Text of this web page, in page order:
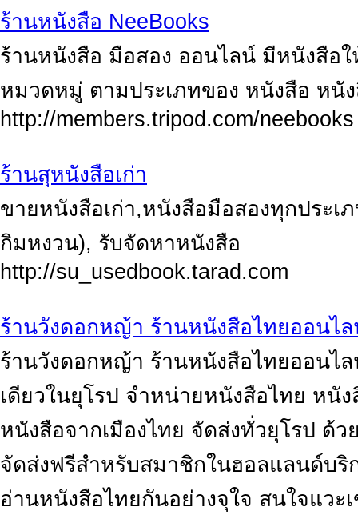
ร้านหนังสือ NeeBooks
ร้านหนังสือ มือสอง ออนไลน์ มีหนังสือ
หมวดหมู่ ตามประเภทของ หนังสือ หนัง
http://members.tripod.com/neebooks
ร้านสุหนังสือเก่า
ขายหนังสือเก่า,หนังสือมือสองทุกประเ
กิมหงวน), รับจัดหาหนังสือ
http://su_usedbook.tarad.com
ร้านวังดอกหญ้า ร้านหนังสือไทยออนไล
ร้านวังดอกหญ้า ร้านหนังสือไทยออนไ
เดียวในยุโรป จำหน่ายหนังสือไทย หนั
หนังสือจากเมืองไทย จัดส่งทั่วยุโรป ด้
จัดส่งฟรีสำหรับสมาชิกในฮอลแลนด์บริ
อ่านหนังสือไทยกันอย่างจุใจ สนใจแวะ